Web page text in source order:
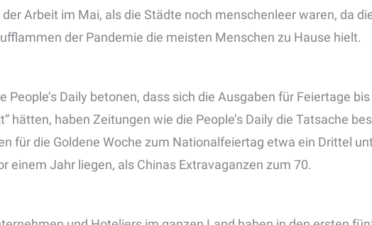
Arbeit im Mai, als die Städte noch menschenleer waren, da
der Pandemie die meisten Menschen zu Hause hielt.
People’s Daily betonen, dass sich die Ausgaben für Feiertage
hätten, haben Zeitungen wie die People’s Daily die Tatsache
für die Goldene Woche zum Nationalfeiertag etwa ein Drittel
einem Jahr liegen, als Chinas Extravaganzen zum 70.